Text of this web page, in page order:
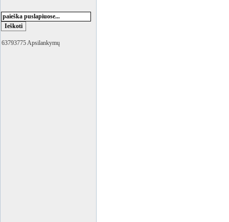
63793775 Apsilankymų